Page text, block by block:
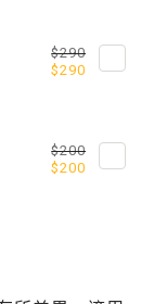
$290
$290
$200
$200